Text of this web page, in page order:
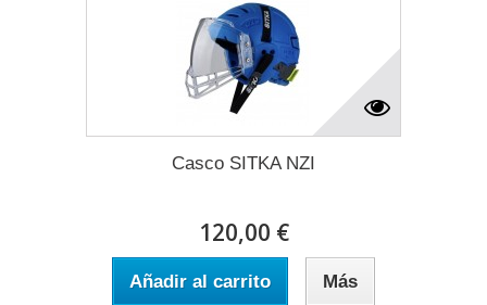
Casco SITKA NZI
120,00 €
Añadir al carrito Más